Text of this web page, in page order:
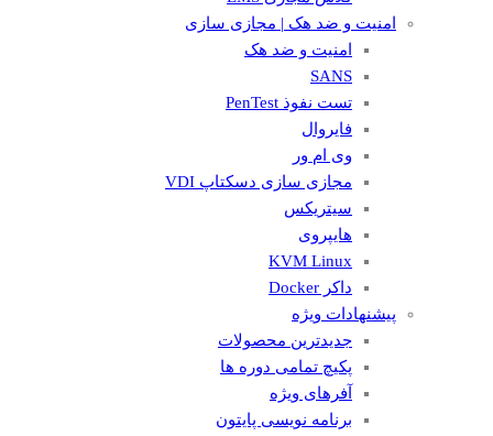
امنیت و ضد هک | مجازی سازی
امنیت و ضد هک
SANS
تست نفوذ PenTest
فایروال
وی ام ور
مجازی سازی دسکتاپ VDI
سیتریکس
هایپروی
KVM Linux
داکر Docker
پیشنهادات ویژه
جدیدترین محصولات
پکیچ تمامی دوره ها
آفرهای ویژه
برنامه نویسی پایتون